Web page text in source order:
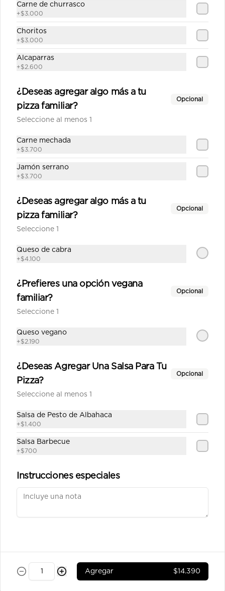
Mamasole Mediana
Salsa de tomate con albahaca,
queso de cabra, albahaca fresca,
Mechada mediana
Salsa de tomate casera, queso,
Mediterránea mediana
Salsa de tomate casera, queso,
tomate,aceitunas, pimentón orégano.
Pepperoni mediana
Salsa de tomate casera, queso,
pepperoni, orégano.
Carne de churrasco
+$3.000
Choritos
+$3.000
Alcaparras
+$2.600
¿Deseas agregar algo más a tu
pizza familiar?
Opcional
Seleccione al menos 1
Carne mechada
+$3.700
Jamón serrano
+$3.700
¿Deseas agregar algo más a tu
pizza familiar?
Opcional
Seleccione 1
Queso de cabra
+$4.100
¿Prefieres una opción vegana
familiar?
Opcional
Seleccione 1
Queso vegano
+$2.190
¿Deseas Agregar Una Salsa Para Tu
Pizza?
Opcional
Seleccione al menos 1
Salsa de Pesto de Albahaca
+$1.400
Salsa Barbecue
+$700
Instrucciones especiales
Agregar $14.390